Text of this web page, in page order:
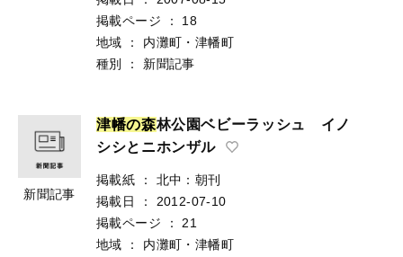
掲載ページ
：
18
地域
：
内灘町・津幡町
種別
： 新聞記事
新聞記事
津幡の森林公園ベビーラッシュ イノ
シシとニホンザル
掲載紙 ：
北中：朝刊
掲載日
：
2012-07-10
掲載ページ
：
21
地域
：
内灘町・津幡町